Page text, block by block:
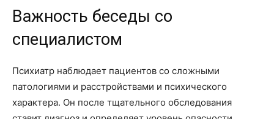
Важность беседы со
специалистом
Психиатр наблюдает пациентов со сложными
патологиями и расстройствами и психического
характера. Он после тщательного обследования